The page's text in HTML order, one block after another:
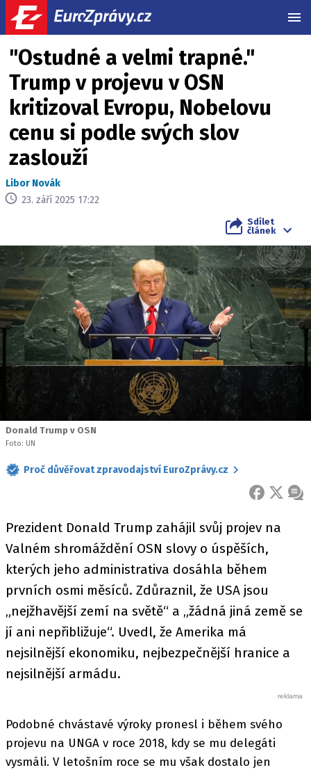
"Ostudné a velmi trapné."
Trump v projevu v OSN
kritizoval Evropu, Nobelovu
cenu si podle svých slov
zaslouží
Libor Novák
23. září 2025 17:22
Sdílet
článek
Donald Trump v OSN
Foto: UN
Proč důvěřovat zpravodajství EuroZprávy.cz
FACEBOOK
X
Prezident Donald Trump zahájil svůj projev na
Valném shromáždění OSN slovy o úspěších,
kterých jeho administrativa dosáhla během
prvních osmi měsíců. Zdůraznil, že USA jsou
„nejžhavější zemí na světě“ a „žádná jiná země se
jí ani nepřibližuje“. Uvedl, že Amerika má
nejsilnější ekonomiku, nejbezpečnější hranice a
nejsilnější armádu.
Podobné chvástavé výroky pronesl i během svého
projevu na UNGA v roce 2018, kdy se mu delegáti
vysmáli. V letošním roce se mu však dostalo jen